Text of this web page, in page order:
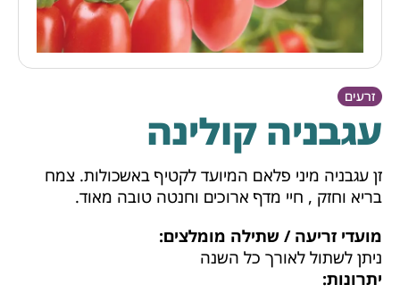
שונות
זרעים
עגבניה קולינה
זן עגבניה מיני פלאם המיועד לקטיף באשכולות. צמח
בריא וחזק , חיי מדף ארוכים וחנטה טובה מאוד.
מועדי זריעה / שתילה מומלצים:
ניתן לשתול לאורך כל השנה
יתרונות: